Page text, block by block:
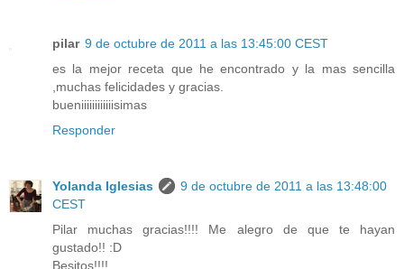
pilar 9 de octubre de 2011 a las 13:45:00 CEST
es la mejor receta que he encontrado y la mas sencilla
,muchas felicidades y gracias.
bueniiiiiiiiiiiisimas
Responder
Yolanda Iglesias
9 de octubre de 2011 a las 13:48:00
CEST
Pilar muchas gracias!!!! Me alegro de que te hayan
gustado!! :D
Besitos!!!!